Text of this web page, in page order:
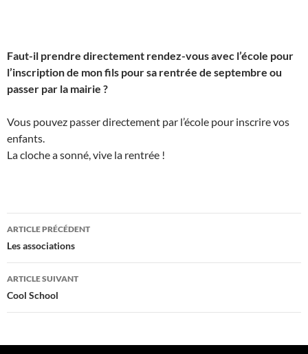
Faut-il prendre directement rendez-vous avec l’école pour
l’inscription de mon fils pour sa rentrée de septembre ou
passer par la mairie ?
Vous pouvez passer directement par l’école pour inscrire vos
enfants.
La cloche a sonné, vive la rentrée !
Navigation
des
articles
ARTICLE PRÉCÉDENT
Les associations
ARTICLE SUIVANT
Cool School